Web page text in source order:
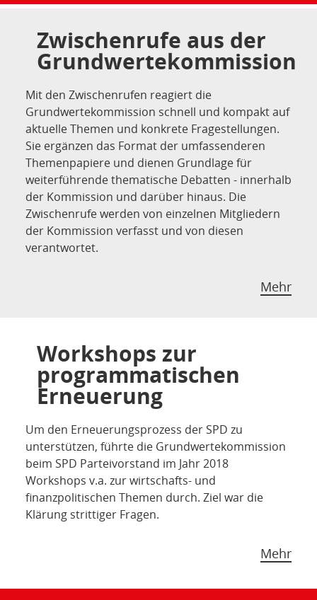
Zwischenrufe aus der
Grundwertekommission
Mit den Zwischenrufen reagiert die
Grundwertekommission schnell und kompakt auf
aktuelle Themen und konkrete Fragestellungen.
Sie ergänzen das Format der umfassenderen
Themenpapiere und dienen Grundlage für
weiterführende thematische Debatten - innerhalb
der Kommission und darüber hinaus. Die
Zwischenrufe werden von einzelnen Mitgliedern
der Kommission verfasst und von diesen
verantwortet.
Mehr
Workshops zur
programmatischen
Erneuerung
Um den Erneuerungsprozess der SPD zu
unterstützen, führte die Grundwertekommission
beim SPD Parteivorstand im Jahr 2018
Workshops v.a. zur wirtschafts- und
finanzpolitischen Themen durch. Ziel war die
Klärung strittiger Fragen.
Mehr